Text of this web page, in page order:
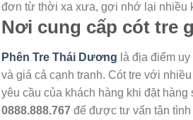
đơn từ thời xa xưa, gợi nhớ lại nhiều
Nơi cung cấp cót tre
Phên Tre Thái Dương là địa điểm
và giá cả cạnh tranh. Cót tre với
yêu cầu của khách hàng khi đặt
0888.888.767 để được tư vấn tận tình